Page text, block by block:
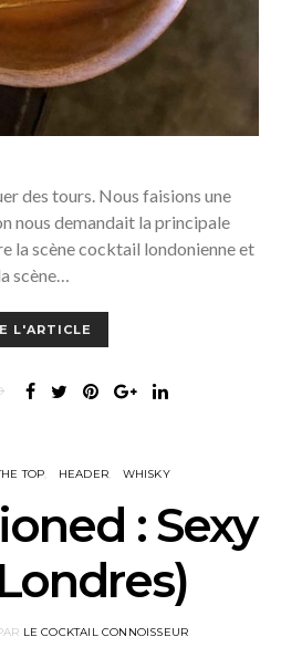
des tours. Nous faisions une
nous demandait la principale
la scène cocktail londonienne et
scène…
L'ARTICLE
TOP HEADER WHISKY
: Sexy
LE COCKTAIL CONNOISSEUR